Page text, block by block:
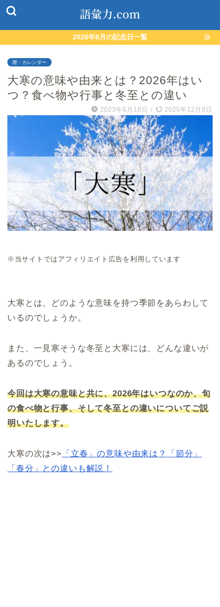
2026年8月の記念日一覧
暦・カレンダー
大寒の意味や由来とは？2026年はい
つ？食べ物や行事と冬至との違い
2023年6月18日 / 2025年12月8日
※当サイトではアフィリエイト広告を利用しています
大寒とは、どのような意味を持つ季節をあらわして
いるのでしょうか。
また、一見寒そうな冬至と大寒には、どんな違いが
あるのでしょう。
今回は大寒の意味と共に、2026年はいつなのか、旬
の食べ物と行事、そして冬至との違いについてご説
明いたします。
大寒の次は>> 「立春」の意味や由来は？「節分」
「春分」との違いも解説！